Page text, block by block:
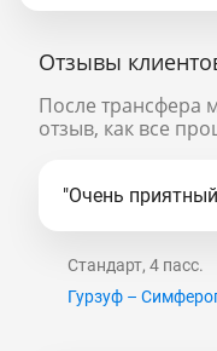
Отзывы
После трансфера
отзыв, как все
"Очень
Стандарт, 4 пасс.
Гурзуф –